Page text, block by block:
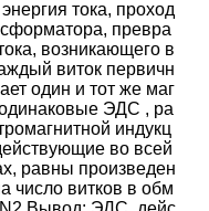
тока, проход
превра
возникающего в
виток первичн
один и тот же маг
ЭДС , ра
индукц
во всей
равны произведен
число витков в обм